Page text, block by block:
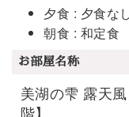
夕食 : 夕食な
朝食 : 和定食
お部屋名称
美湖の雫 露天
階】